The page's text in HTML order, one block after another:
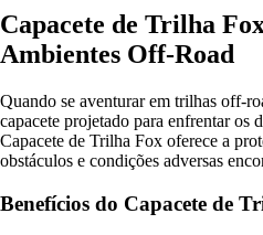
Capacete de Trilha
Ambientes Off-Road
Quando se aventurar em trilhas off-
capacete projetado para enfrentar os
Capacete de Trilha Fox oferece a
obstáculos e condições adversas
Benefícios do Capacete de